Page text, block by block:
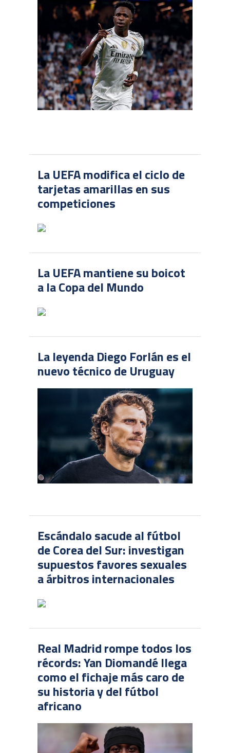
La UEFA modifica el ciclo de
tarjetas amarillas en sus
competiciones
La UEFA mantiene su boicot
a la Copa del Mundo
La leyenda Diego Forlán es el
nuevo técnico de Uruguay
Escándalo sacude al fútbol
de Corea del Sur: investigan
supuestos favores sexuales
a árbitros internacionales
Real Madrid rompe todos los
récords: Yan Diomandé llega
como el fichaje más caro de
su historia y del fútbol
africano